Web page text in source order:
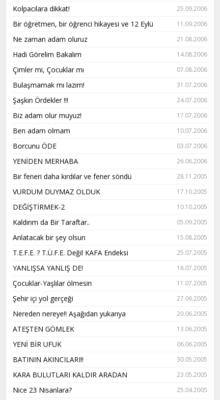
Kolpacılara dikkat! 25.09.2006
Bir öğretmen, bir öğrenci hikayesi ve 12 Eylü 11.09.2006
Ne zaman adam oluruz 21.08.2006
Hadi Görelim Bakalım 14.08.2006
Çimler mi, Çocuklar mı 07.08.2006
Bulaşmamak mı lazım! 31.07.2006
Şaşkın Ördekler !!! 24.07.2006
Biz adam olur muyuz! 17.07.2006
Ben adam olmam 10.07.2006
Borcunu ÖDE 03.07.2006
YENİDEN MERHABA 26.06.2006
Bir feneri daha kırdılar ve fener söndü 28.11.2005
VURDUM DUYMAZ OLDUK 17.10.2005
DEĞİŞTİRMEK-2 10.10.2005
Kaldırım da Bir Taraftar.. 05.09.2005
Anlatacak bir şey olsun 15.08.2005
T.E.F.E. ? T.Ü.F.E. Değil KAFA Endeksi 25.07.2005
YANLIŞSA YANLIŞ DE! 18.07.2005
Çocuklar-Yaşlılar ölmesin 11.07.2005
Şehir içi yol gerçeği 27.06.2005
Nereden nereye!! Aşağıdan yukarıya 20.06.2005
ATEŞTEN GÖMLEK 13.06.2005
YENİ BİR UFUK 06.06.2005
BATININ AKINCILARI!! 30.05.2005
KARA BULUTLARI KALDIR ARADAN 23.05.2005
Nice 23 Nisanlara? 25.04.2005